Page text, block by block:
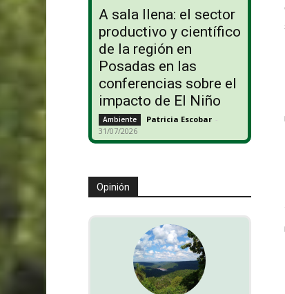
A sala llena: el sector
productivo y científico
de la región en
Posadas en las
conferencias sobre el
impacto de El Niño
Ambiente Patricia Escobar -
31/07/2026
Opinión